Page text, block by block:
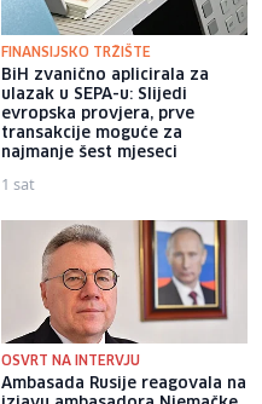
FINANSIJSKO TRŽIŠTE
BiH zvanično aplicirala za
ulazak u SEPA-u: Slijedi
evropska provjera, prve
transakcije moguće za
najmanje šest mjeseci
1 sat
OSVRT NA INTERVJU
Ambasada Rusije reagovala na